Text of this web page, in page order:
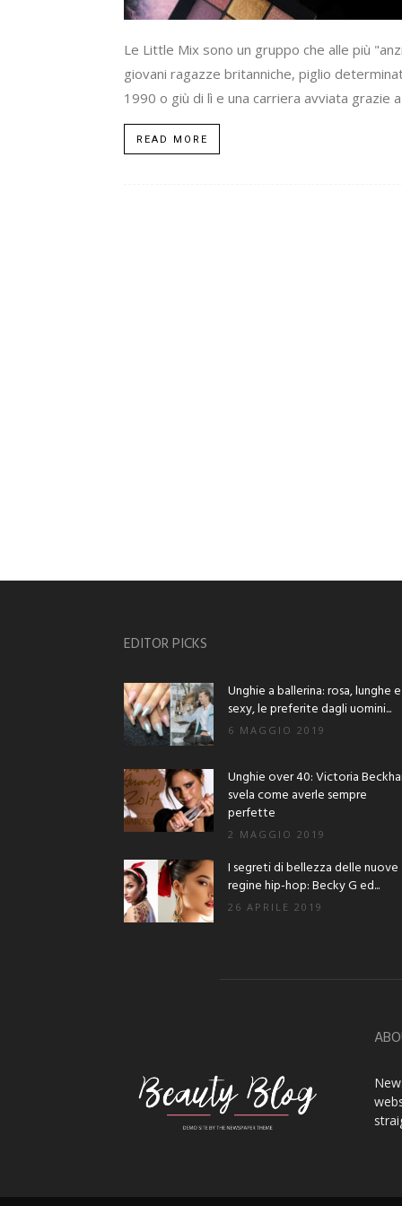
Le Little Mix sono un gruppo che alle più
giovani ragazze britanniche, piglio
1990 o giù di lì e una carriera avviata grazie
READ MORE
EDITOR PICKS
Unghie a ballerina: rosa, lunghe e
sexy, le preferite dagli uomini...
6 MAGGIO 2019
Unghie over 40: Victoria
svela come averle sempre
perfette
2 MAGGIO 2019
I segreti di bellezza delle nuove
regine hip-hop: Becky G ed...
26 APRILE 2019